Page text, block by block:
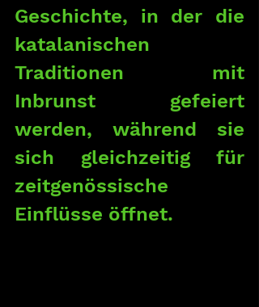
Geschichte, in der die
katalanischen
Traditionen mit
Inbrunst gefeiert
werden, während sie
sich gleichzeitig für
zeitgenössische
Einflüsse öffnet.